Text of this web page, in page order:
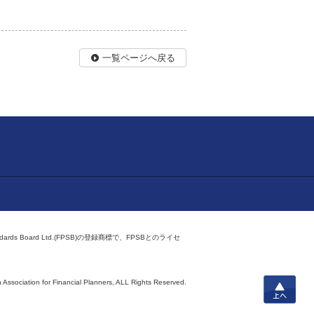
一覧ページへ戻る
上へ
Board Ltd.(FPSB)の登録商標で、FPSBとのライセ
Association for Financial Planners, ALL Rights Reserved.